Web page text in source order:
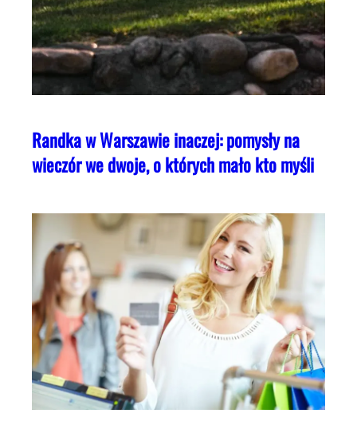
Randka w Warszawie inaczej: pomysły na
wieczór we dwoje, o których mało kto myśli